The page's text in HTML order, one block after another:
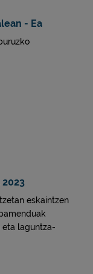
- Ea
eskaintzen
eta laguntza-